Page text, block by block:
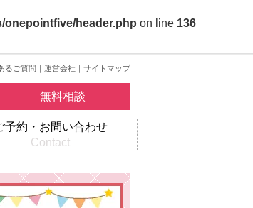
onepointfive/header.php on line 136
｜ サイトマップ
｜ 運営会社
るご質問
無料相談
予約・お問い合わせ
Contact